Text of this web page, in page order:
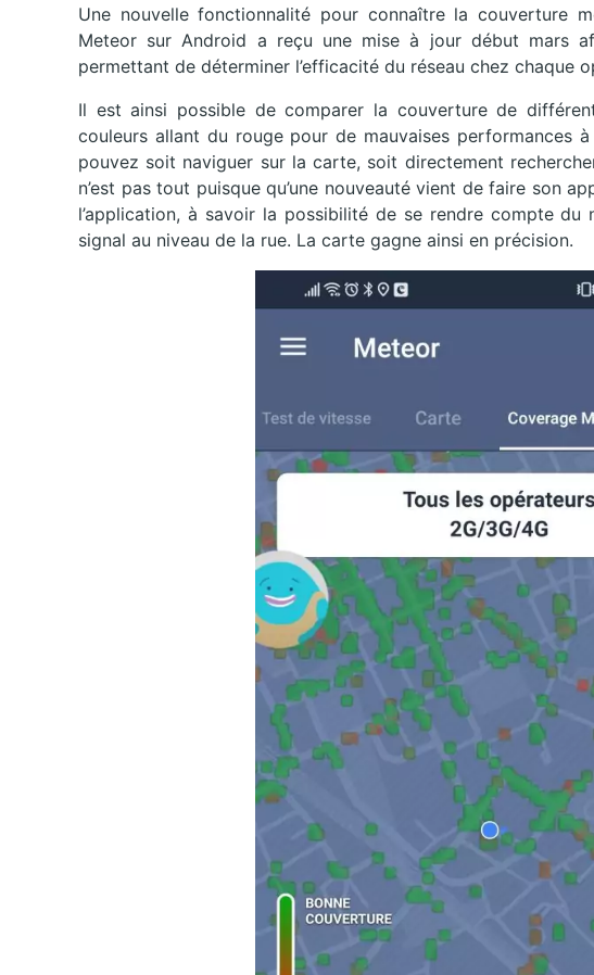
Une nouvelle fonctionnalité pour connaître la couverture
Meteor sur Android a reçu une mise à jour début mars
permettant de déterminer l’efficacité du réseau chez chaque
Il est ainsi possible de comparer la couverture de
couleurs allant du rouge pour de mauvaises performances
pouvez soit naviguer sur la carte, soit directement
n’est pas tout puisque qu’une nouveauté vient de faire son
l’application, à savoir la possibilité de se rendre compte
signal au niveau de la rue. La carte gagne ainsi en précision.